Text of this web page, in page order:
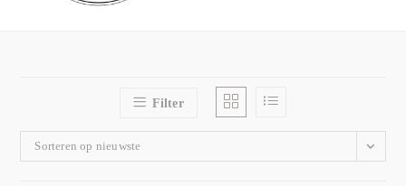
Filter
Sorteren op nieuwste